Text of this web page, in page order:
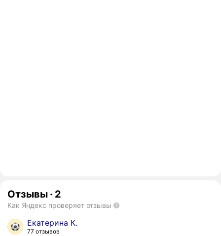
Отзывы · 2
Как Яндекс проверяет отзывы
Екатерина К.
77 отзывов